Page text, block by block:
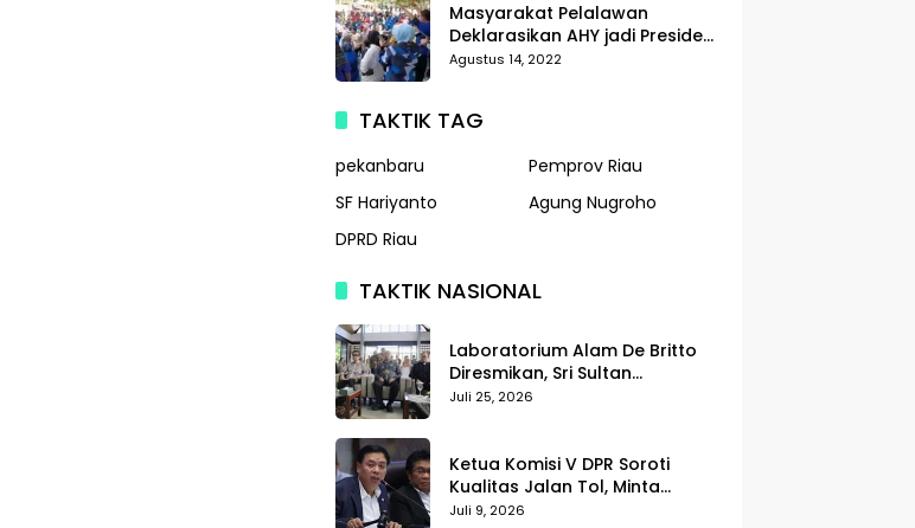
Masyarakat Pelalawan
Deklarasikan AHY jadi Presiden
dalam Gerak Jalan Santai
Agustus 14, 2022
TAKTIK TAG
pekanbaru
Pemprov Riau
SF Hariyanto
Agung Nugroho
DPRD Riau
TAKTIK NASIONAL
Laboratorium Alam De Britto
Diresmikan, Sri Sultan
Tegaskan Pendidikan Harus
Juli 25, 2026
Ketua Komisi V DPR Soroti
Kualitas Jalan Tol, Minta
Standar Pelayanan Diperketat
Juli 9, 2026